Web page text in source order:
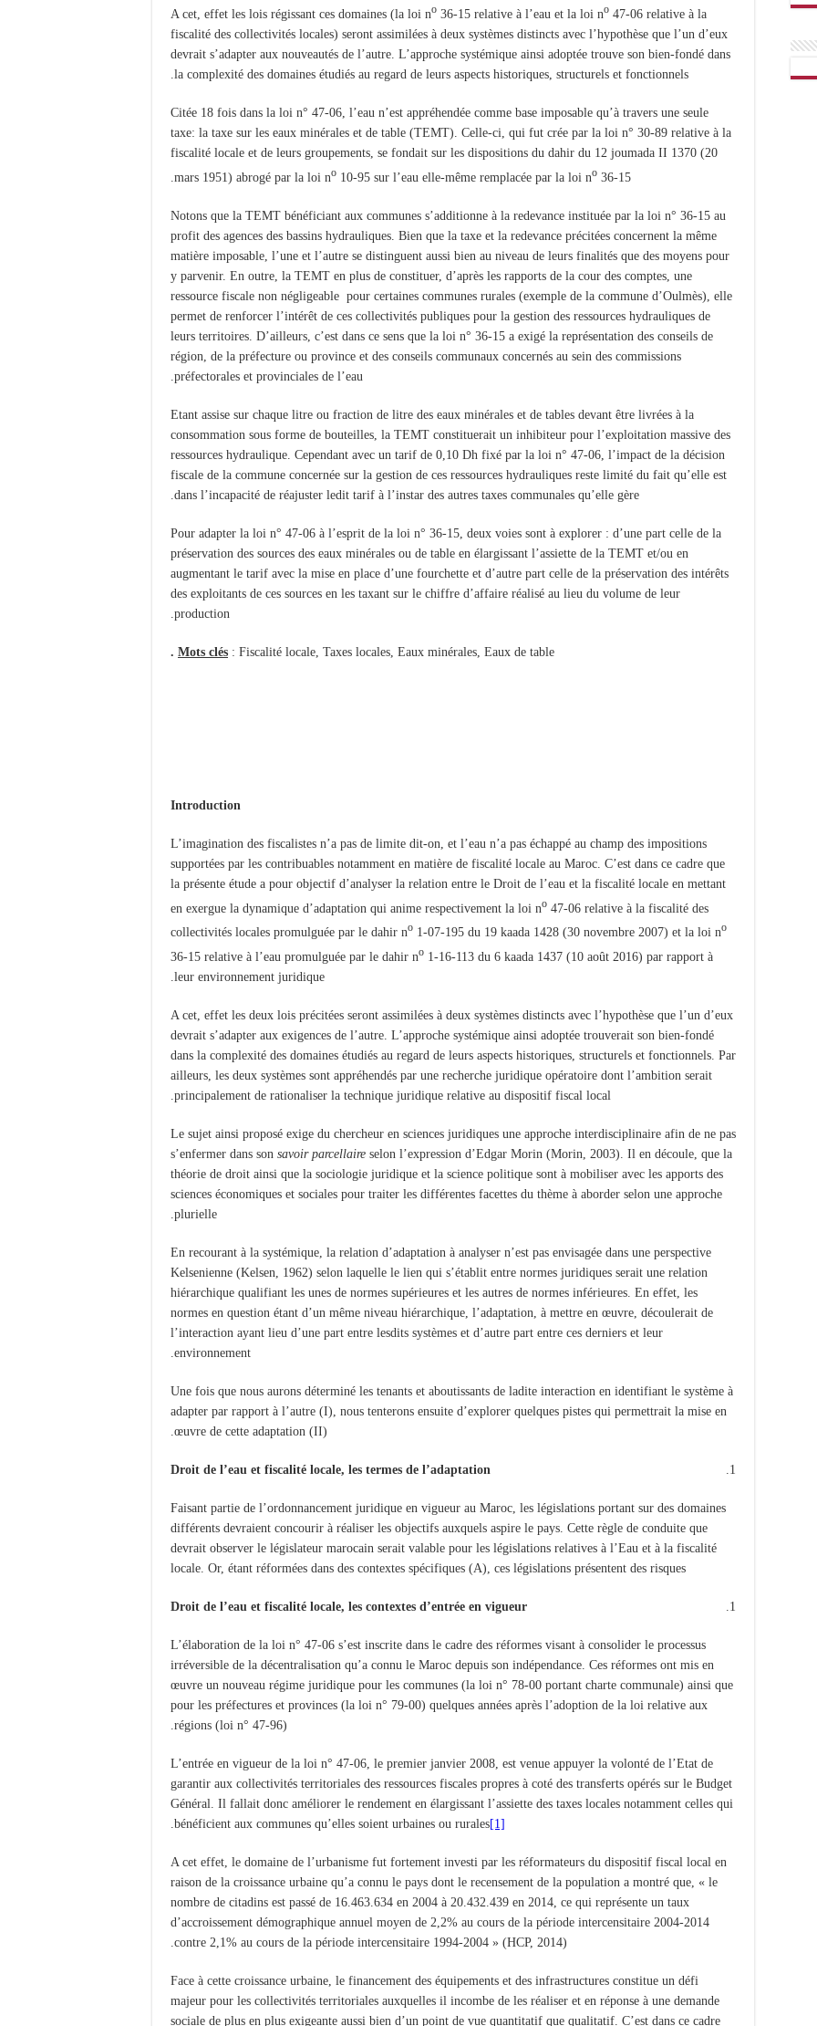
A cet, effet les lois régissant ces domaines (la loi no 36-15 relative à l’eau et la loi no 47-06 relative à la
fiscalité des collectivités locales) seront assimilées à deux systèmes distincts avec l’hypothèse que l’un d’eux
devrait s’adapter aux nouveautés de l’autre. L’approche systémique ainsi adoptée trouve son bien-fondé dans
la complexité des domaines étudiés au regard de leurs aspects historiques, structurels et fonctionnels.
Citée 18 fois dans la loi n° 47-06, l’eau n’est appréhendée comme base imposable qu’à travers une seule
taxe: la taxe sur les eaux minérales et de table (TEMT). Celle-ci, qui fut crée par la loi n° 30-89 relative à la
fiscalité locale et de leurs groupements, se fondait sur les dispositions du dahir du 12 joumada II 1370 (20
mars 1951) abrogé par la loi no 10-95 sur l’eau elle-même remplacée par la loi no 36-15.
Notons que la TEMT bénéficiant aux communes s’additionne à la redevance instituée par la loi n° 36-15 au
profit des agences des bassins hydrauliques. Bien que la taxe et la redevance précitées concernent la même
matière imposable, l’une et l’autre se distinguent aussi bien au niveau de leurs finalités que des moyens pour
y parvenir. En outre, la TEMT en plus de constituer, d’après les rapports de la cour des comptes, une
ressource fiscale non négligeable pour certaines communes rurales (exemple de la commune d’Oulmès), elle
permet de renforcer l’intérêt de ces collectivités publiques pour la gestion des ressources hydrauliques de
leurs territoires. D’ailleurs, c’est dans ce sens que la loi n° 36-15 a exigé la représentation des conseils de
région, de la préfecture ou province et des conseils communaux concernés au sein des commissions
préfectorales et provinciales de l’eau.
Etant assise sur chaque litre ou fraction de litre des eaux minérales et de tables devant être livrées à la
consommation sous forme de bouteilles, la TEMT constituerait un inhibiteur pour l’exploitation massive des
ressources hydraulique. Cependant avec un tarif de 0,10 Dh fixé par la loi n° 47-06, l’impact de la décision
fiscale de la commune concernée sur la gestion de ces ressources hydrauliques reste limité du fait qu’elle est
dans l’incapacité de réajuster ledit tarif à l’instar des autres taxes communales qu’elle gère.
Pour adapter la loi n° 47-06 à l’esprit de la loi n° 36-15, deux voies sont à explorer : d’une part celle de la
préservation des sources des eaux minérales ou de table en élargissant l’assiette de la TEMT et/ou en
augmentant le tarif avec la mise en place d’une fourchette et d’autre part celle de la préservation des intérêts
des exploitants de ces sources en les taxant sur le chiffre d’affaire réalisé au lieu du volume de leur
production.
Mots clés : Fiscalité locale, Taxes locales, Eaux minérales, Eaux de table
.
Introduction
L’imagination des fiscalistes n’a pas de limite dit-on, et l’eau n’a pas échappé au champ des impositions
supportées par les contribuables notamment en matière de fiscalité locale au Maroc. C’est dans ce cadre que
la présente étude a pour objectif d’analyser la relation entre le Droit de l’eau et la fiscalité locale en mettant
en exergue la dynamique d’adaptation qui anime respectivement la loi no 47-06 relative à la fiscalité des
collectivités locales promulguée par le dahir no 1-07-195 du 19 kaada 1428 (30 novembre 2007) et la loi no
36-15 relative à l’eau promulguée par le dahir no 1-16-113 du 6 kaada 1437 (10 août 2016) par rapport à
leur environnement juridique.
A cet, effet les deux lois précitées seront assimilées à deux systèmes distincts avec l’hypothèse que l’un d’eux
devrait s’adapter aux exigences de l’autre. L’approche systémique ainsi adoptée trouverait son bien-fondé
dans la complexité des domaines étudiés au regard de leurs aspects historiques, structurels et fonctionnels. Par
ailleurs, les deux systèmes sont appréhendés par une recherche juridique opératoire dont l’ambition serait
principalement de rationaliser la technique juridique relative au dispositif fiscal local.
Le sujet ainsi proposé exige du chercheur en sciences juridiques une approche interdisciplinaire afin de ne pas
s’enfermer dans son savoir parcellaire selon l’expression d’Edgar Morin (Morin, 2003). Il en découle, que la
théorie de droit ainsi que la sociologie juridique et la science politique sont à mobiliser avec les apports des
sciences économiques et sociales pour traiter les différentes facettes du thème à aborder selon une approche
plurielle.
En recourant à la systémique, la relation d’adaptation à analyser n’est pas envisagée dans une perspective
Kelsenienne (Kelsen, 1962) selon laquelle le lien qui s’établit entre normes juridiques serait une relation
hiérarchique qualifiant les unes de normes supérieures et les autres de normes inférieures. En effet, les
normes en question étant d’un même niveau hiérarchique, l’adaptation, à mettre en œuvre, découlerait de
l’interaction ayant lieu d’une part entre lesdits systèmes et d’autre part entre ces derniers et leur
environnement.
Une fois que nous aurons déterminé les tenants et aboutissants de ladite interaction en identifiant le système à
adapter par rapport à l’autre (I), nous tenterons ensuite d’explorer quelques pistes qui permettrait la mise en
œuvre de cette adaptation (II).
Droit de l’eau et fiscalité locale, les termes de l’adaptation
Faisant partie de l’ordonnancement juridique en vigueur au Maroc, les législations portant sur des domaines
différents devraient concourir à réaliser les objectifs auxquels aspire le pays. Cette règle de conduite que
devrait observer le législateur marocain serait valable pour les législations relatives à l’Eau et à la fiscalité
locale. Or, étant réformées dans des contextes spécifiques (A), ces législations présentent des risques
Droit de l’eau et fiscalité locale, les contextes d’entrée en vigueur
L’élaboration de la loi n° 47-06 s’est inscrite dans le cadre des réformes visant à consolider le processus
irréversible de la décentralisation qu’a connu le Maroc depuis son indépendance. Ces réformes ont mis en
œuvre un nouveau régime juridique pour les communes (la loi n° 78-00 portant charte communale) ainsi que
pour les préfectures et provinces (la loi n° 79-00) quelques années après l’adoption de la loi relative aux
régions (loi n° 47-96).
L’entrée en vigueur de la loi n° 47-06, le premier janvier 2008, est venue appuyer la volonté de l’Etat de
garantir aux collectivités territoriales des ressources fiscales propres à coté des transferts opérés sur le Budget
Général. Il fallait donc améliorer le rendement en élargissant l’assiette des taxes locales notamment celles qui
bénéficient aux communes qu’elles soient urbaines ou rurales[1]
A cet effet, le domaine de l’urbanisme fut fortement investi par les réformateurs du dispositif fiscal local en
raison de la croissance urbaine qu’a connu le pays dont le recensement de la population a montré que, « le
nombre de citadins est passé de 16.463.634 en 2004 à 20.432.439 en 2014, ce qui représente un taux
d’accroissement démographique annuel moyen de 2,2% au cours de la période intercensitaire 2004-2014
contre 2,1% au cours de la période intercensitaire 1994-2004 » (HCP, 2014).
Face à cette croissance urbaine, le financement des équipements et des infrastructures constitue un défi
majeur pour les collectivités territoriales auxquelles il incombe de les réaliser et en réponse à une demande
sociale de plus en plus exigeante aussi bien d’un point de vue quantitatif que qualitatif. C’est dans ce cadre